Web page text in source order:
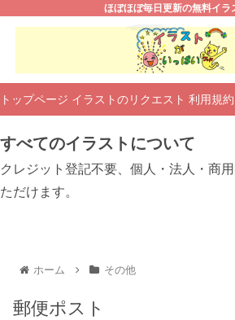
ほぼほぼ毎日更新の無料イラ
トップページ イラストのリクエスト 利用規約
すべてのイラストについて
クレジット登記不要、個人・法人・商
ただけます。
ホーム その他
郵便ポスト